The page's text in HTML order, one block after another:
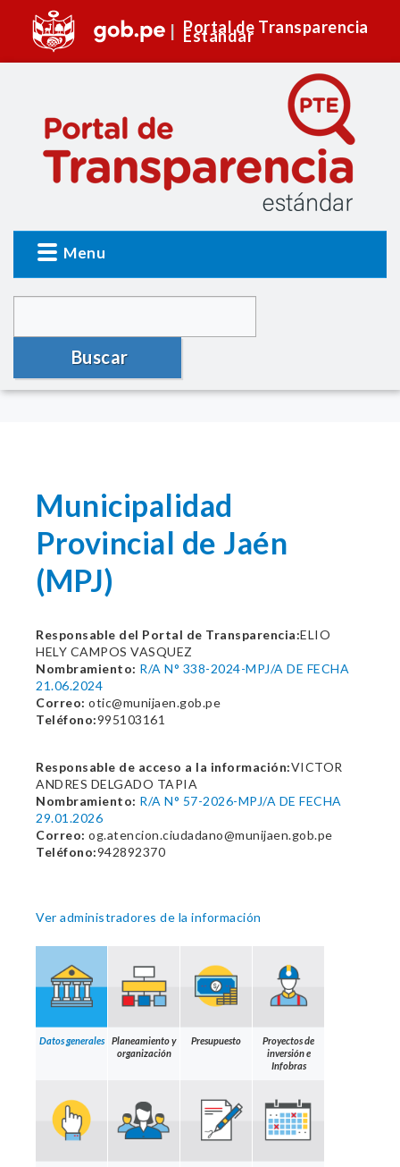
Portal de Transparencia
Estándar
Menu
Buscar
Municipalidad
Provincial de Jaén
(MPJ)
Responsable del Portal de Transparencia:ELIO
HELY CAMPOS VASQUEZ
Nombramiento: R/A N° 338-2024-MPJ/A DE FECHA
21.06.2024
Correo: otic@munijaen.gob.pe
Teléfono:995103161
Responsable de acceso a la información:VICTOR
ANDRES DELGADO TAPIA
Nombramiento: R/A N° 57-2026-MPJ/A DE FECHA
29.01.2026
Correo: og.atencion.ciudadano@munijaen.gob.pe
Teléfono:942892370
Ver administradores de la información
Datos generales
Planeamiento y
organización
Presupuesto
Proyectos de
inversión e
Infobras